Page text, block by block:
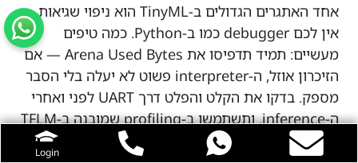
Login
אחד האתגרים הגדולים ב-TinyML הוא ניפוי שגיאות.
אין לכם debugger כמו ב-Python. כמה טיפים
מעשיים: תמיד תדפיסו את Arena Used Bytes — אם
הזיכרון אוזל, ה-interpreter פשוט לא יעלה בלי הסבר
מספק. בדקו את הקלט והפלט דרך UART לפני ואחרי
ה-inference. ותשתמשו ב-profiling שמובנה ב-TFLM
כדי לזהות אופרטורים איטיים.